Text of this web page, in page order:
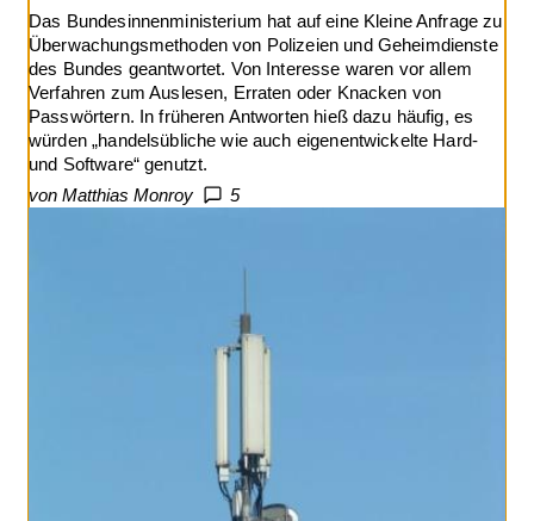
Das Bundesinnenministerium hat auf eine Kleine Anfrage zu
Überwachungsmethoden von Polizeien und Geheimdienste
des Bundes geantwortet. Von Interesse waren vor allem
Verfahren zum Auslesen, Erraten oder Knacken von
Passwörtern. In früheren Antworten hieß dazu häufig, es
würden „handelsübliche wie auch eigenentwickelte Hard-
und Software“ genutzt.
von Matthias Monroy
5